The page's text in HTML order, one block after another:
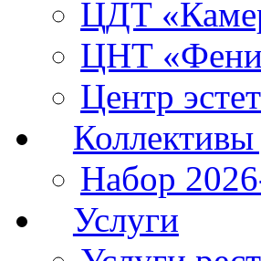
ЦДТ
ЦНТ
Центр
Набор
Услуги